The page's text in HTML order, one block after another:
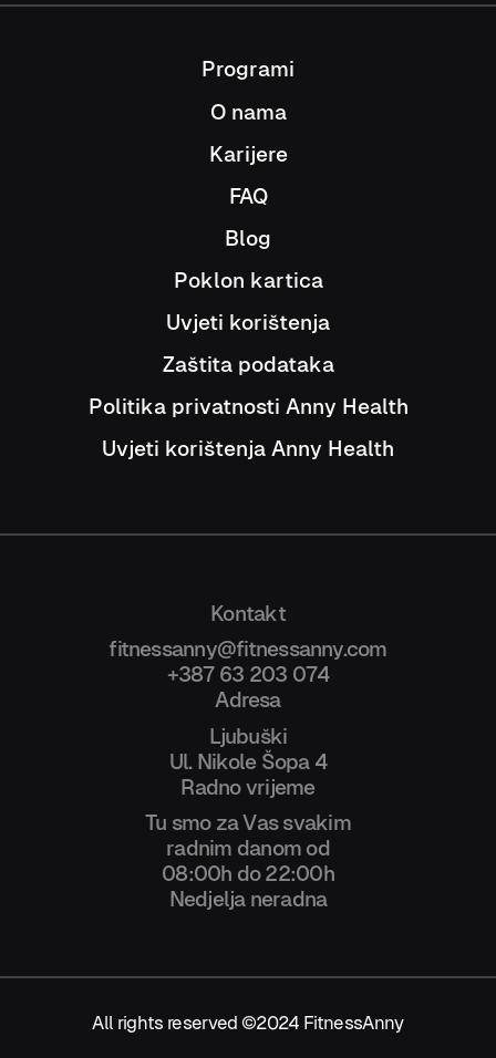
Programi
O nama
Karijere
FAQ
Blog
Poklon kartica
Uvjeti korištenja
Zaštita podataka
Politika privatnosti Anny Health
Uvjeti korištenja Anny Health
Kontakt
fitnessanny@fitnessanny.com
+387 63 203 074
Adresa
Ljubuški
Ul. Nikole Šopa 4
Radno vrijeme
Tu smo za Vas svakim
radnim danom od
08:00h do 22:00h
Nedjelja neradna
All rights reserved ©2024 FitnessAnny